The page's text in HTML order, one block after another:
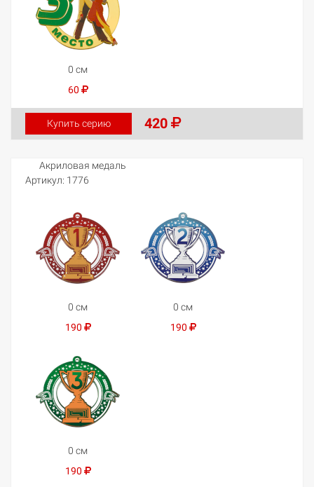
0 см
60
Купить серию 420
Акриловая медаль
Артикул: 1776
0 см
190
0 см
190
0 см
190